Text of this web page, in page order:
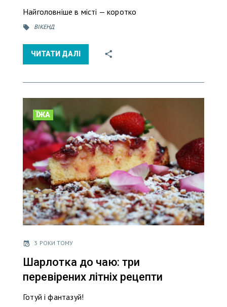
Найголовніше в місті — коротко
ВІКЕНД
ЧИТАТИ ДАЛІ
ЇЖА
3 РОКИ ТОМУ
Шарлотка до чаю: три
перевірених літніх рецепти
Готуй і фантазуй!